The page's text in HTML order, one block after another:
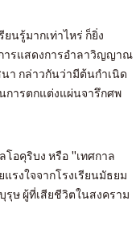
นรู้มากเท่าไหร่ ก็ยิ่ง
ารแสดงการอำลาวิญญาณ
า กล่าวกันว่ามีต้นกำเนิด
การตกแต่งแผ่นจารึกศพ
อคุริบง หรือ "เทศกาล
รงใจจากโรงเรียนมัธยม
ษ ผู้ที่เสียชีวิตในสงคราม